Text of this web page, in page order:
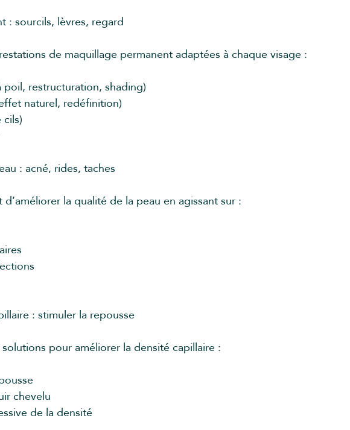
: sourcils, lèvres, regard
de maquillage permanent adaptées à chaque visage :
restructuration, shading)
naturel, redéfinition)
: acné, rides, taches
la qualité de la peau en agissant sur :
: stimuler la repousse
pour améliorer la densité capillaire :
chevelu
de la densité